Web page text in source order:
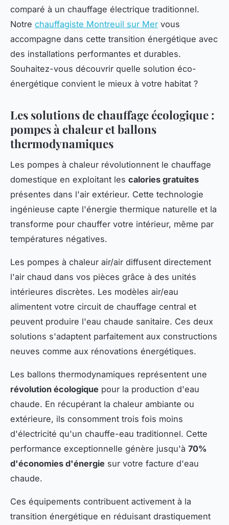
comparé à un chauffage électrique traditionnel.
Notre chauffagiste Montreuil sur Mer vous
accompagne dans cette transition énergétique avec
des installations performantes et durables.
Souhaitez-vous découvrir quelle solution éco-
énergétique convient le mieux à votre habitat ?
Les solutions de chauffage écologique :
pompes à chaleur et ballons
thermodynamiques
Les pompes à chaleur révolutionnent le chauffage
domestique en exploitant les calories gratuites
présentes dans l'air extérieur. Cette technologie
ingénieuse capte l'énergie thermique naturelle et la
transforme pour chauffer votre intérieur, même par
températures négatives.
Les pompes à chaleur air/air diffusent directement
l'air chaud dans vos pièces grâce à des unités
intérieures discrètes. Les modèles air/eau
alimentent votre circuit de chauffage central et
peuvent produire l'eau chaude sanitaire. Ces deux
solutions s'adaptent parfaitement aux constructions
neuves comme aux rénovations énergétiques.
Les ballons thermodynamiques représentent une
révolution écologique pour la production d'eau
chaude. En récupérant la chaleur ambiante ou
extérieure, ils consomment trois fois moins
d'électricité qu'un chauffe-eau traditionnel. Cette
performance exceptionnelle génère jusqu'à 70%
d'économies d'énergie sur votre facture d'eau
chaude.
Ces équipements contribuent activement à la
transition énergétique en réduisant drastiquement